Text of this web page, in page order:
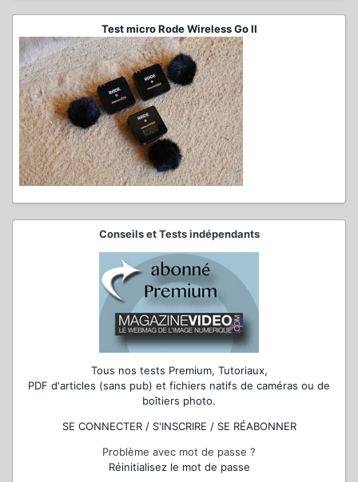
Test micro Rode Wireless Go II
Conseils et Tests indépendants
Tous nos tests Premium, Tutoriaux,
PDF d'articles (sans pub) et fichiers natifs de caméras ou de
boîtiers photo.
SE CONNECTER / S'INSCRIRE / SE RÉABONNER
Problème avec mot de passe ?
Réinitialisez le mot de passe